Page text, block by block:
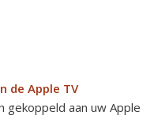
de Apple TV
gekoppeld aan uw Apple